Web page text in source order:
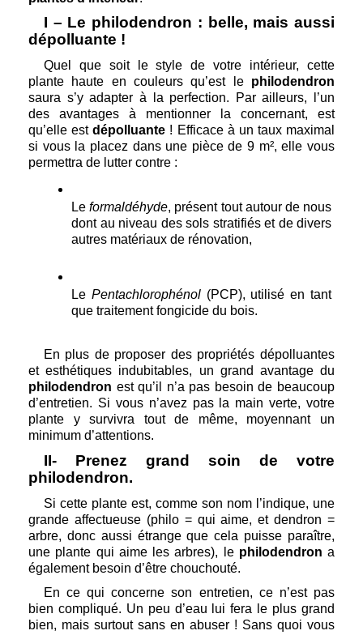
I – Le philodendron : belle, mais aussi
dépolluante !
Quel que soit le style de votre intérieur, cette
plante haute en couleurs qu’est le philodendron
saura s’y adapter à la perfection. Par ailleurs, l’un
des avantages à mentionner la concernant, est
qu’elle est dépolluante ! Efficace à un taux maximal
si vous la placez dans une pièce de 9 m², elle vous
permettra de lutter contre :
Le formaldéhyde, présent tout autour de nous
dont au niveau des sols stratifiés et de divers
autres matériaux de rénovation,
Le Pentachlorophénol (PCP), utilisé en tant
que traitement fongicide du bois.
En plus de proposer des propriétés dépolluantes
philodendron est qu’il n’a pas besoin de beaucoup
d’entretien. Si vous n’avez pas la main verte, votre
plante y survivra tout de même, moyennant un
minimum d’attentions.
II- Prenez grand soin de votre
philodendron.
Si cette plante est, comme son nom l’indique, une
grande affectueuse (philo = qui aime, et dendron =
arbre, donc aussi étrange que cela puisse paraître,
une plante qui aime les arbres), le philodendron a
également besoin d’être chouchouté.
En ce qui concerne son entretien, ce n’est pas
bien compliqué. Un peu d’eau lui fera le plus grand
bien, mais surtout sans en abuser ! Sans quoi vous